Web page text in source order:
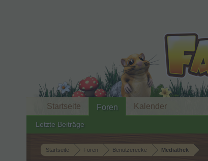
Startseite Foren Benutzerecke Mediathek
Startseite Foren
Letzte Beiträge
Kalender